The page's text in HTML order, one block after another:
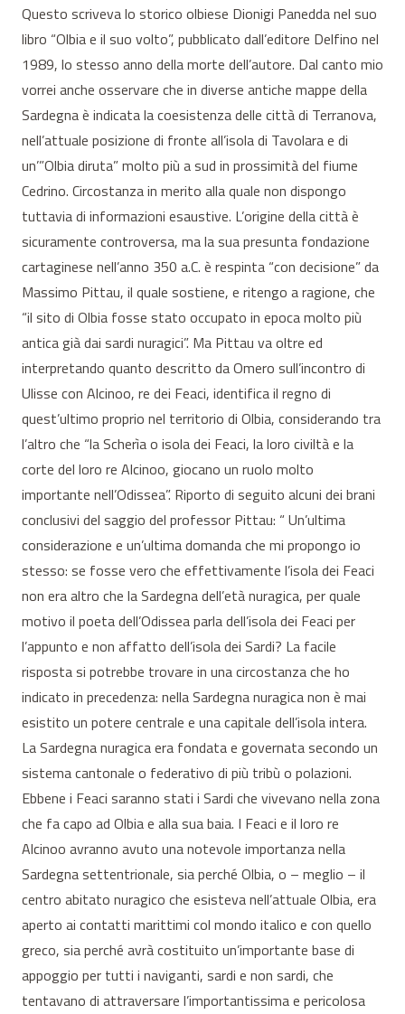
Questo scriveva lo storico olbiese Dionigi Panedda nel suo
libro “Olbia e il suo volto”, pubblicato dall’editore Delfino nel
1989, lo stesso anno della morte dell’autore. Dal canto mio
vorrei anche osservare che in diverse antiche mappe della
Sardegna è indicata la coesistenza delle città di Terranova,
nell’attuale posizione di fronte all’isola di Tavolara e di
un’”Olbia diruta” molto più a sud in prossimità del fiume
Cedrino. Circostanza in merito alla quale non dispongo
tuttavia di informazioni esaustive. L’origine della città è
sicuramente controversa, ma la sua presunta fondazione
cartaginese nell’anno 350 a.C. è respinta “con decisione” da
Massimo Pittau, il quale sostiene, e ritengo a ragione, che
“il sito di Olbia fosse stato occupato in epoca molto più
antica già dai sardi nuragici”. Ma Pittau va oltre ed
interpretando quanto descritto da Omero sull’incontro di
Ulisse con Alcinoo, re dei Feaci, identifica il regno di
quest’ultimo proprio nel territorio di Olbia, considerando tra
l’altro che “la Scherìa o isola dei Feaci, la loro civiltà e la
corte del loro re Alcinoo, giocano un ruolo molto
importante nell’Odissea”. Riporto di seguito alcuni dei brani
conclusivi del saggio del professor Pittau: “ Un’ultima
considerazione e un’ultima domanda che mi propongo io
stesso: se fosse vero che effettivamente l’isola dei Feaci
non era altro che la Sardegna dell’età nuragica, per quale
motivo il poeta dell’Odissea parla dell’isola dei Feaci per
l’appunto e non affatto dell’isola dei Sardi? La facile
risposta si potrebbe trovare in una circostanza che ho
indicato in precedenza: nella Sardegna nuragica non è mai
esistito un potere centrale e una capitale dell’isola intera.
La Sardegna nuragica era fondata e governata secondo un
sistema cantonale o federativo di più tribù o polazioni.
Ebbene i Feaci saranno stati i Sardi che vivevano nella zona
che fa capo ad Olbia e alla sua baia. I Feaci e il loro re
Alcinoo avranno avuto una notevole importanza nella
Sardegna settentrionale, sia perché Olbia, o – meglio – il
centro abitato nuragico che esisteva nell’attuale Olbia, era
aperto ai contatti marittimi col mondo italico e con quello
greco, sia perché avrà costituito un’importante base di
appoggio per tutti i naviganti, sardi e non sardi, che
tentavano di attraversare l’importantissima e pericolosa